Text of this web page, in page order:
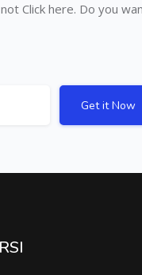
Click here. Do you
Get it Now